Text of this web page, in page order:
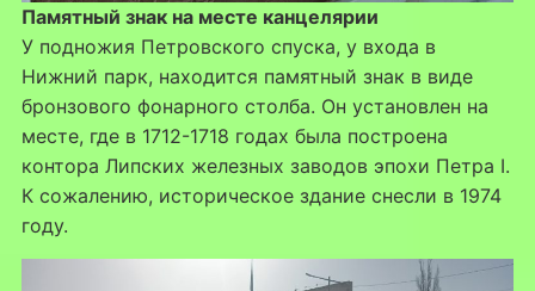
Памятный знак на месте канцелярии
У подножия Петровского спуска, у входа в
Нижний парк, находится памятный знак в виде
бронзового фонарного столба. Он установлен на
месте, где в 1712-1718 годах была построена
контора Липских железных заводов эпохи Петра I.
К сожалению, историческое здание снесли в 1974
году.